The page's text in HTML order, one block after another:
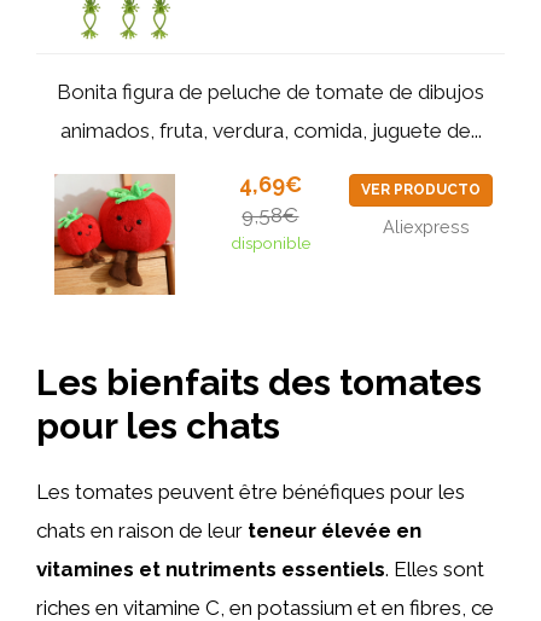
Bonita figura de peluche de tomate de dibujos
animados, fruta, verdura, comida, juguete de...
4,69€
9,58€
disponible
VER PRODUCTO
Aliexpress
Les bienfaits des tomates
pour les chats
Les tomates peuvent être bénéfiques pour les
chats en raison de leur teneur élevée en
vitamines et nutriments essentiels. Elles sont
riches en vitamine C, en potassium et en fibres, ce